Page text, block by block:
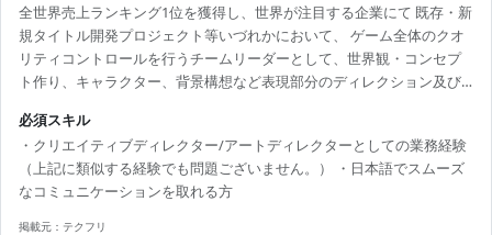
全世界売上ランキング1位を獲得し、世界が注目する企業にて 既存・新
規タイトル開発プロジェクト等いづれかにおいて、 ゲーム全体のクオ
リティコントロールを行うチームリーダーとして、世界観・コンセプ
ト作り、キャラクター、背景構想など表現部分のディレクション及び
が、お願いする業務内容により出社も発生する想定です。 相談の上決
定とさせていただければと思います。
必須スキル
・クリエイティブディレクター/アートディレクターとしての業務経験
（上記に類似する経験でも問題ございません。） ・日本語でスムーズ
なコミュニケーションを取れる方
掲載元： テクフリ